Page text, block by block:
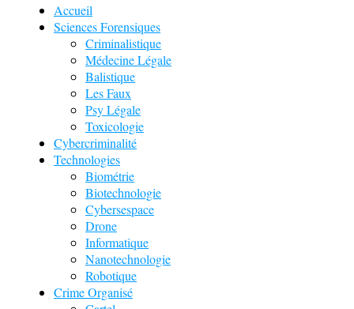
Accueil
Sciences Forensiques
Criminalistique
Médecine Légale
Balistique
Les Faux
Psy Légale
Toxicologie
Cybercriminalité
Technologies
Biométrie
Biotechnologie
Cybersespace
Drone
Informatique
Nanotechnologie
Robotique
Crime Organisé